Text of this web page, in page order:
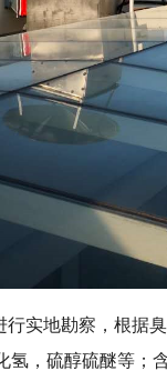
实地勘察，根据
，硫醇硫醚等；